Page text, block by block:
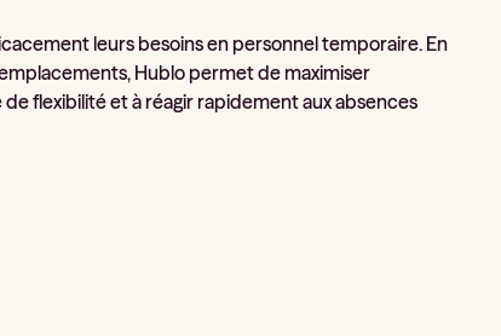
leurs besoins en personnel temporaire. En
Hublo permet de maximiser
flexibilité et à réagir rapidement aux absences